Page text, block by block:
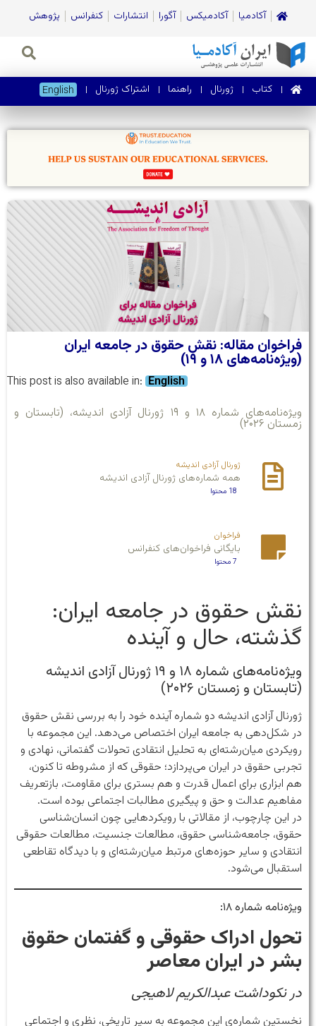
آکادمیا آکادمیکس آگورا انتشارات کنفرانس پژوهش
کتاب ژورنال‌ راهنما اشتراک ژورنال English
فراخوان مقاله: نقش حقوق در جامعه ایران
(ویژه‌نامه‌های ۱۸ و ۱۹)
This post is also available in: English
ویژه‌نامه‌های شماره‌ ۱۸ و ۱۹ ژورنال آزادی اندیشه، (تابستان و
زمستان ۲۰۲۶)
ژورنال آزادی اندیشه
همه شماره‌های ژورنال آزادی اندیشه
18 محتوا
فراخوان
بایگانی فراخوان‌های کنفرانس
7 محتوا
نقش حقوق در جامعه ایران:
گذشته، حال و آینده
ویژه‌نامه‌های شماره‌ ۱۸ و ۱۹ ژورنال آزادی اندیشه
(تابستان و زمستان ۲۰۲۶)
ژورنال آزادی اندیشه دو شماره آینده خود را به بررسی نقش حقوق
در شکل‌دهی به جامعه ایران اختصاص می‌دهد. این مجموعه با
رویکردی میان‌رشته‌ای به تحلیل انتقادی تحولات گفتمانی، نهادی و
تجربی حقوق در ایران می‌پردازد؛ حقوقی که از مشروطه تا کنون،
هم ابزاری برای اعمال قدرت و هم بستری برای مقاومت، بازتعریف
مفاهیم عدالت و حق و پیگیری مطالبات اجتماعی بوده است.
در این چارچوب، از مقالاتی با رویکردهایی چون انسان‌شناسی
حقوق، جامعه‌شناسی حقوق، مطالعات جنسیت، مطالعات حقوقی
انتقادی و سایر حوزه‌های مرتبط میان‌رشته‌ای و با دیدگاه تقاطعی
استقبال می‌شود.
ویژه‌نامه شماره ۱۸:
تحول ادراک حقوقی و گفتمان حقوق
بشر در ایران معاصر
در نکوداشت عبدالکریم لاهیجی
نخستین شماره‌ی این مجموعه به سیر تاریخی، نظری و اجتماعی